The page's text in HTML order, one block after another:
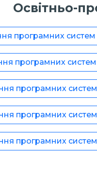
Освітньо-
програмних систем
програмних систем
програмних систем
програмних систем
програмних систем